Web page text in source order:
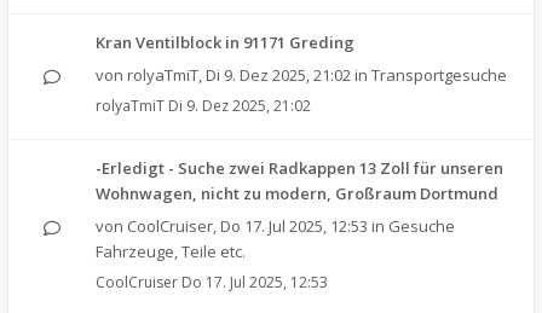
Kran Ventilblock in 91171 Greding
von rolyaTmiT, Di 9. Dez 2025, 21:02 in Transportgesuche
rolyaTmiT Di 9. Dez 2025, 21:02
-Erledigt - Suche zwei Radkappen 13 Zoll für unseren
Wohnwagen, nicht zu modern, Großraum Dortmund
von CoolCruiser, Do 17. Jul 2025, 12:53 in Gesuche
Fahrzeuge, Teile etc.
CoolCruiser Do 17. Jul 2025, 12:53